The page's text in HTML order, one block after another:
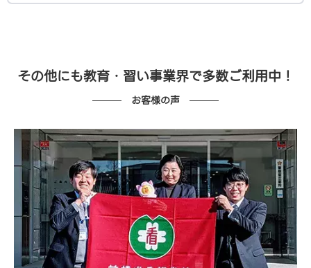
その他にも教育・習い事業界で多数ご利用中！
お客様の声